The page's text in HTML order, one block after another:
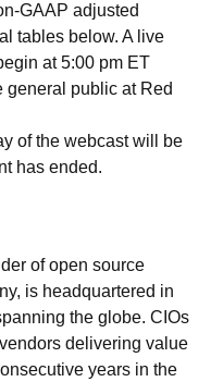
GAAP adjusted
tables below. A live
at 5:00 pm ET
general public at Red
of the webcast will be
has ended.
of open source
is headquartered in
the globe. CIOs
delivering value
years in the